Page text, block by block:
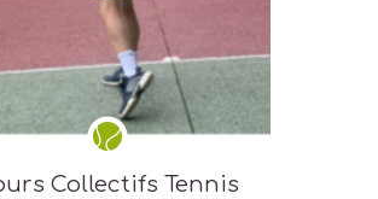
Collectifs Tennis